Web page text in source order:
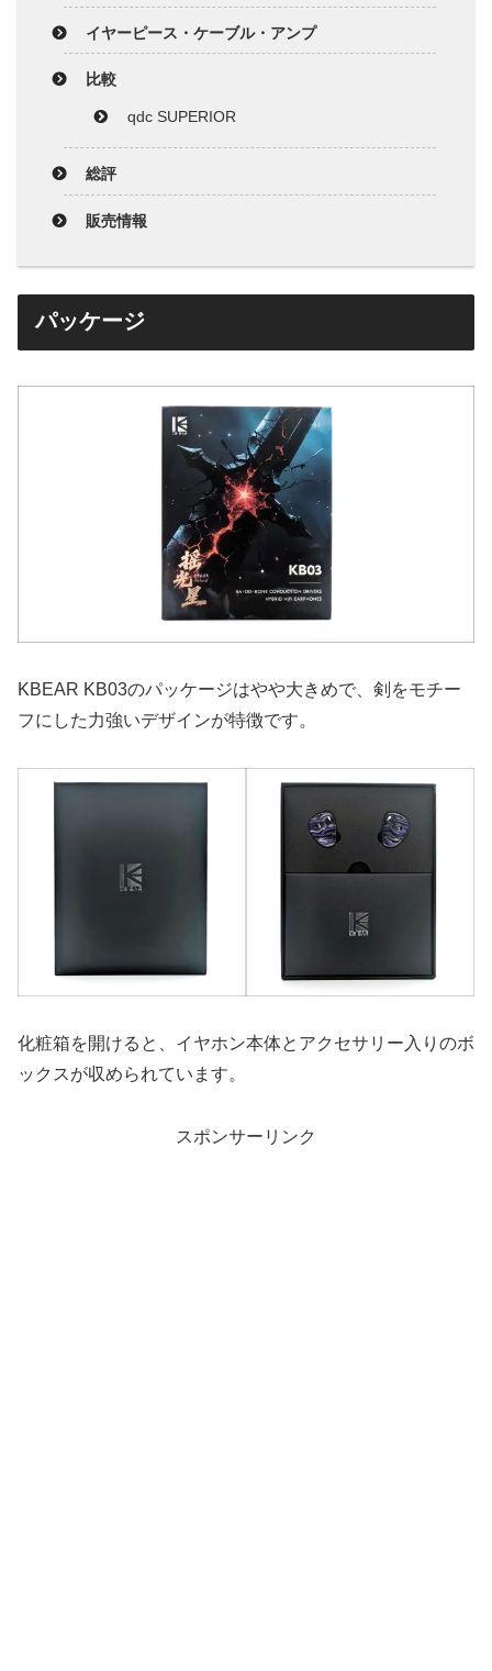
イヤーピース・ケーブル・アンプ
比較
qdc SUPERIOR
総評
販売情報
パッケージ
KBEAR KB03のパッケージはやや大きめで、剣をモチー
フにした力強いデザインが特徴です。
化粧箱を開けると、イヤホン本体とアクセサリー入りのボ
ックスが収められています。
スポンサーリンク